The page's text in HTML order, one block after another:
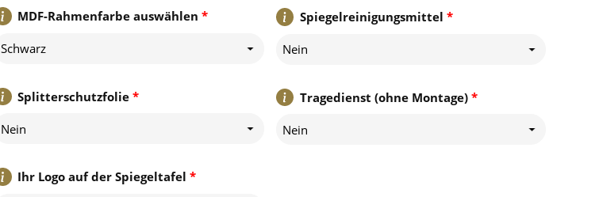
*
MDF-Rahmenfarbe auswählen
Schwarz
*
Splitterschutzfolie
Nein
*
Ihr Logo auf der Spiegeltafel
*
Spiegelreinigungsmittel
Nein
*
Tragedienst (ohne Montage)
Nein